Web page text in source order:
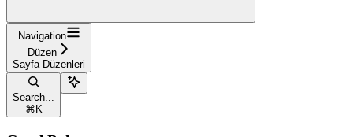
Navigation
Düzen
Sayfa Düzenleri
Search...
⌘ K